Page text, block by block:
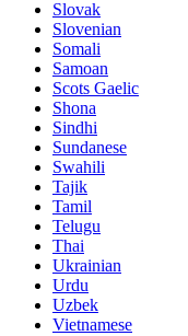
Slovak
Slovenian
Somali
Samoan
Scots Gaelic
Shona
Sindhi
Sundanese
Swahili
Tajik
Tamil
Telugu
Thai
Ukrainian
Urdu
Uzbek
Vietnamese